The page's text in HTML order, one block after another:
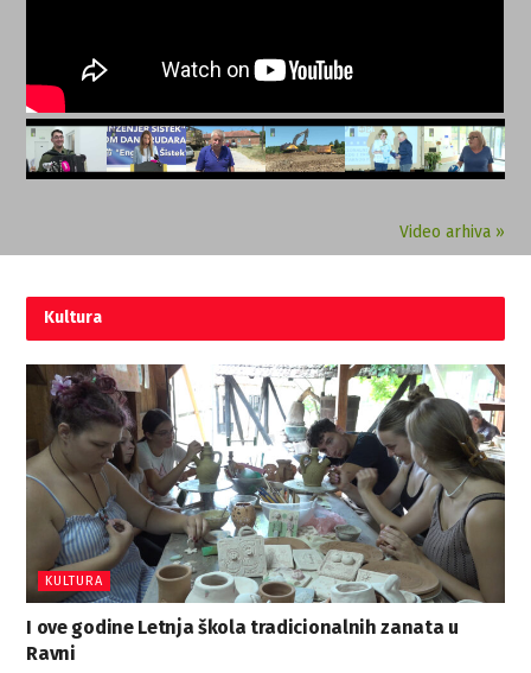
Video arhiva »
Kultura
KULTURA
I ove godine Letnja škola tradicionalnih zanata u
Ravni